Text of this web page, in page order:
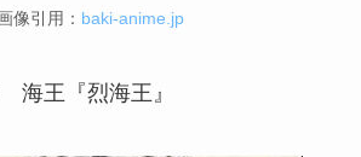
像引用： baki-anime.jp
海王『烈海王』